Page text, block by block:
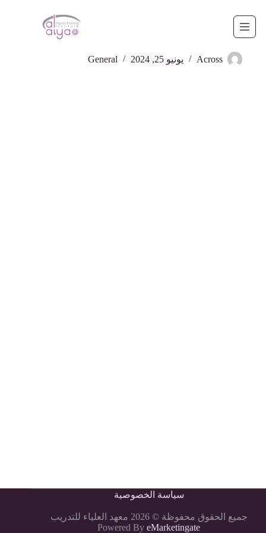
إلى
المحتوى
مجموعة سارة القابضة
Across يونيو 25, 2024 General
سياسة الخصوصية
جميع الحقوق محفوظة © 2026 معهد العلياء للتدريب
Powered ByeMarketingate